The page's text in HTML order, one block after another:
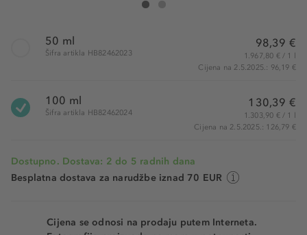
Hugo Boss Boss Bottled Tonic Eau de Toilette
50 ml
Šifra artikla HB82462023
98,39 €
1.967,80 € / 1 l
Cijena na 2.5.2025.: 96,19 €
100 ml
Šifra artikla HB82462024
130,39 €
1.303,90 € / 1 l
Cijena na 2.5.2025.: 126,79 €
Dostupno. Dostava: 2 do 5 radnih dana
Besplatna dostava za narudžbe iznad 70 EUR
Cijena se odnosi na prodaju putem Interneta.